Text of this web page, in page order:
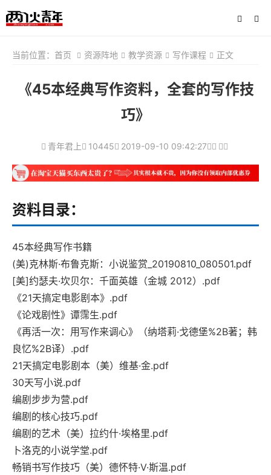
当前位置： 首页 资源阵地 教学资源 写作课程 正文
《45本经典写作资料，全套的写作技
巧》
青年君上 10445 2019-09-10 09:42:27
资料目录：
45本经典写作书籍
(美)克林斯·布鲁克斯：小说鉴赏_20190810_080501.pdf
[美]约瑟夫·坎贝尔：千面英雄（金城 2012）.pdf
《21天搞定电影剧本》.pdf
《论戏剧性》谭霈生.pdf
《再活一次：用写作来调心》（纳塔莉·戈德堡%2B著；韩
良忆%2B译）.pdf
21天搞定电影剧本（美）维基·金.pdf
30天写小说.pdf
编剧步步为营.pdf
编剧的核心技巧.pdf
编剧的艺术（美）拉约什·埃格里.pdf
卜洛克的小说学堂.pdf
畅销书写作技巧（美）德怀特·V·斯温.pdf